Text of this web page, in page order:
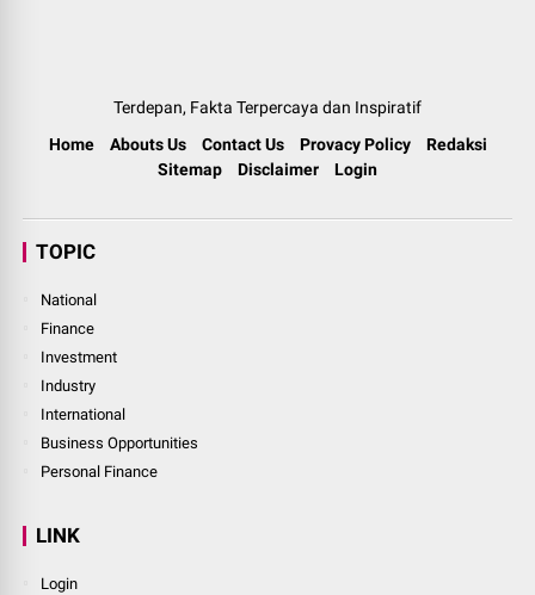
Terdepan, Fakta Terpercaya dan Inspiratif
Home
Abouts Us Contact Us Provacy Policy
Redaksi
Sitemap
Disclaimer Login
TOPIC
National
Finance
Investment
Industry
International
Business Opportunities
Personal Finance
LINK
Login